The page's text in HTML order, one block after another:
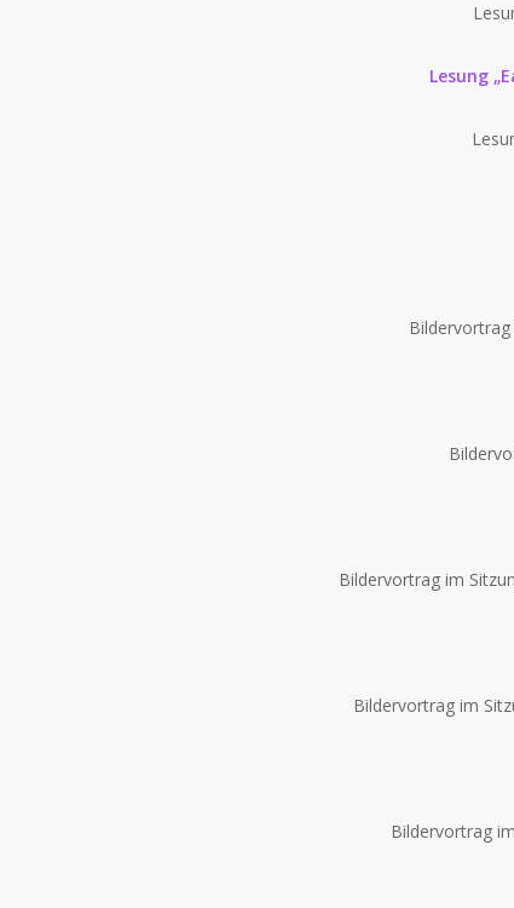
Lesung
Bildervortrag im
Bildervortrag im
Bildervortrag